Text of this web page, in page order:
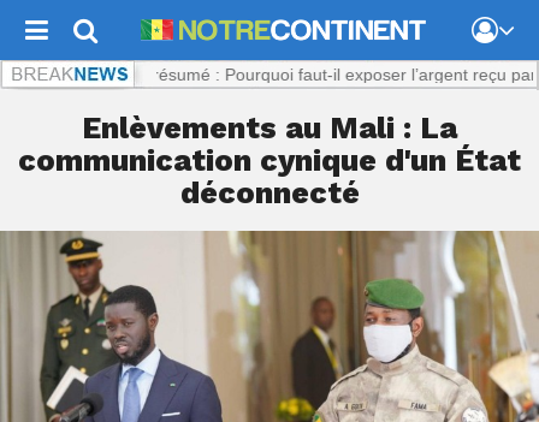
: Viol présumé : Pourquoi faut-il exposer l’argent reçu par la
Enlèvements au Mali : La
communication cynique d'un État
déconnecté